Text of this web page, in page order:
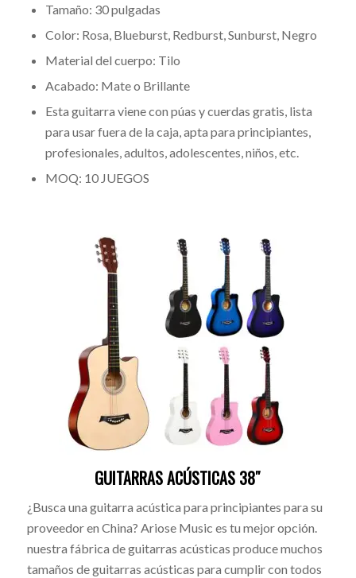
Tamaño: 30 pulgadas
Color: Rosa, Blueburst, Redburst, Sunburst, Negro
Material del cuerpo: Tilo
Acabado: Mate o Brillante
Esta guitarra viene con púas y cuerdas gratis, lista
para usar fuera de la caja, apta para principiantes,
profesionales, adultos, adolescentes, niños, etc.
MOQ: 10 JUEGOS
GUITARRAS ACÚSTICAS 38″
¿Busca una guitarra acústica para principiantes para su
proveedor en China? Ariose Music es tu mejor opción.
nuestra fábrica de guitarras acústicas produce muchos
tamaños de guitarras acústicas para cumplir con todos